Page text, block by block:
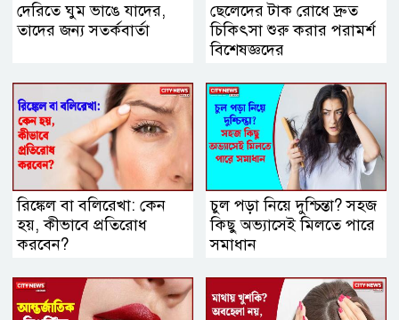
দেরিতে ঘুম ভাঙে যাদের,
তাদের জন্য সতর্কবার্তা
ছেলেদের টাক রোধে দ্রুত
চিকিৎসা শুরু করার পরামর্শ
বিশেষজ্ঞদের
রিঙ্কেল বা বলিরেখা: কেন
হয়, কীভাবে প্রতিরোধ
করবেন?
চুল পড়া নিয়ে দুশ্চিন্তা? সহজ
কিছু অভ্যাসেই মিলতে পারে
সমাধান